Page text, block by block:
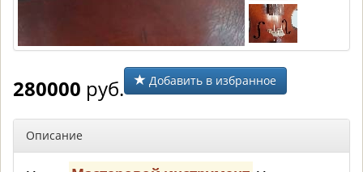
280000 руб. Добавить в избранное
Описание